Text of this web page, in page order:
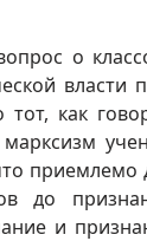
о
власти
как
марксизм
приемлемо
до
и